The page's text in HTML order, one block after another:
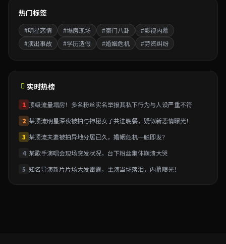
热门标签
#明星恋情 #塌房现场 #豪门八卦
#影视内幕
#演出事故
#学历造假 #婚姻危机 #劳资纠纷
实时热榜
1 顶级流量塌房！多名粉丝实名举报其私下行为与人设严重不符
2 某顶流明星深夜被拍与神秘女子共进晚餐，疑似新恋情曝光！
3 某顶流夫妻被拍异地分居已久，婚姻危机一触即发？
4 某歌手演唱会现场突发状况，台下粉丝集体崩溃大哭
5 知名导演新片片场大发雷霆，主演当场落泪，内幕曝光！